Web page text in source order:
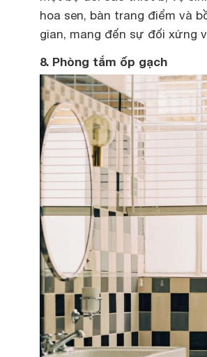
hoa sen, bàn trang điểm và
gian, mang đến sự đối xứng
8. Phòng tắm ốp gạch